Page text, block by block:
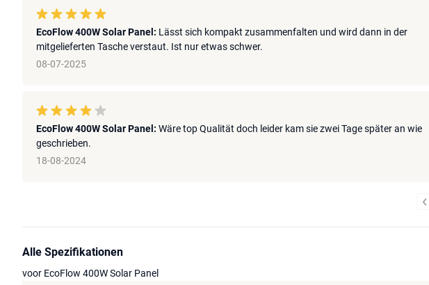
EcoFlow 400W Solar Panel: Lässt sich kompakt zusammenfalten und wird dann in der
mitgelieferten Tasche verstaut. Ist nur etwas schwer.
08-07-2025
EcoFlow 400W Solar Panel: Wäre top Qualität doch leider kam sie zwei Tage später an wie
geschrieben.
18-08-2024
Alle Spezifikationen
voor EcoFlow 400W Solar Panel